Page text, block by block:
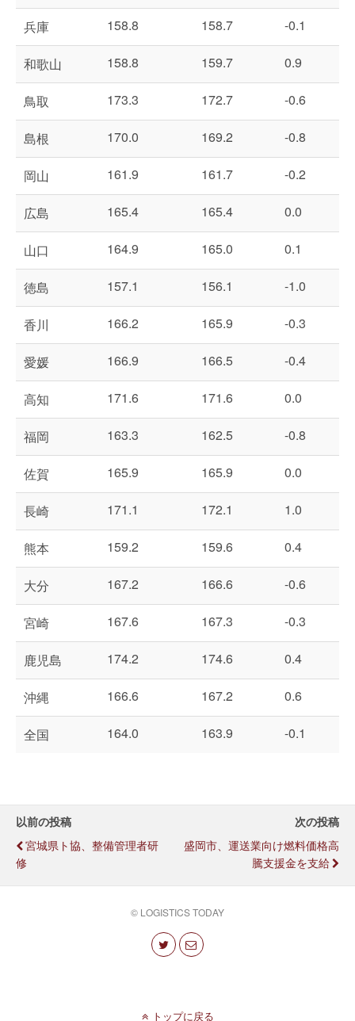
兵庫 158.8 158.7 -0.1
和歌山 158.8 159.7 0.9
鳥取 173.3 172.7 -0.6
島根 170.0 169.2 -0.8
岡山 161.9 161.7 -0.2
広島 165.4 165.4 0.0
山口 164.9 165.0 0.1
徳島 157.1 156.1 -1.0
香川 166.2 165.9 -0.3
愛媛 166.9 166.5 -0.4
高知 171.6 171.6 0.0
福岡 163.3 162.5 -0.8
佐賀 165.9 165.9 0.0
長崎 171.1 172.1 1.0
熊本 159.2 159.6 0.4
大分 167.2 166.6 -0.6
宮崎 167.6 167.3 -0.3
鹿児島 174.2 174.6 0.4
沖縄 166.6 167.2 0.6
全国 164.0 163.9 -0.1
以前の投稿
宮城県ト協、整備管理者研
修
次の投稿
盛岡市、運送業向け燃料価格高
騰支援金を支給
© LOGISTICS TODAY
トップに戻る